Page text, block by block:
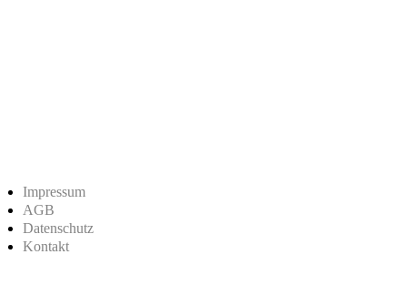
Impressum
AGB
Datenschutz
Kontakt